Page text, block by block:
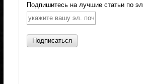
Подпишитесь на лучшие статьи по